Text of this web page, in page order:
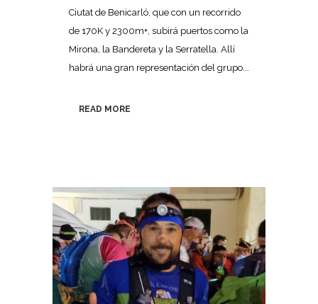
Ciutat de Benicarló, que con un recorrido
de 170K y 2300m+, subirá puertos como la
Mirona, la Bandereta y la Serratella. Allí
habrá una gran representación del grupo...
READ MORE